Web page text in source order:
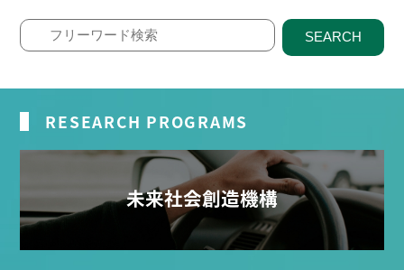
SEARCH
RESEARCH PROGRAMS
未来社会創造機構